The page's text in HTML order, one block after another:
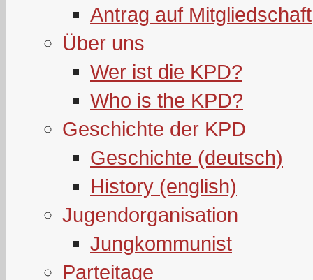
Antrag auf Mitgliedschaft
Über uns
Wer ist die KPD?
Who is the KPD?
Geschichte der KPD
Geschichte (deutsch)
History (english)
Jugendorganisation
Jungkommunist
Parteitage